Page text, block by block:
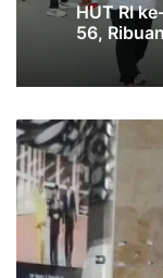
HUT RI
56,
Menyongsong
Muktamar
NU,
Nasaruddin
Umar
Berpeluang
Maju